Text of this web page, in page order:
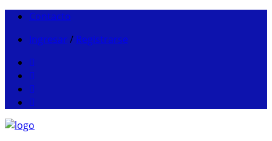
Contacto
Ingresar / Registrarse